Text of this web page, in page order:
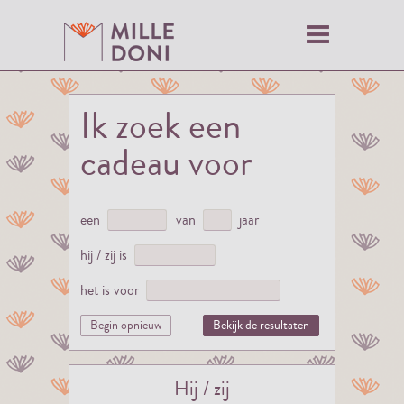
Ik zoek een
cadeau voor
een van
jaar
hij / zij is
het is voor
Begin opnieuw Bekijk de resultaten
Hij / zij